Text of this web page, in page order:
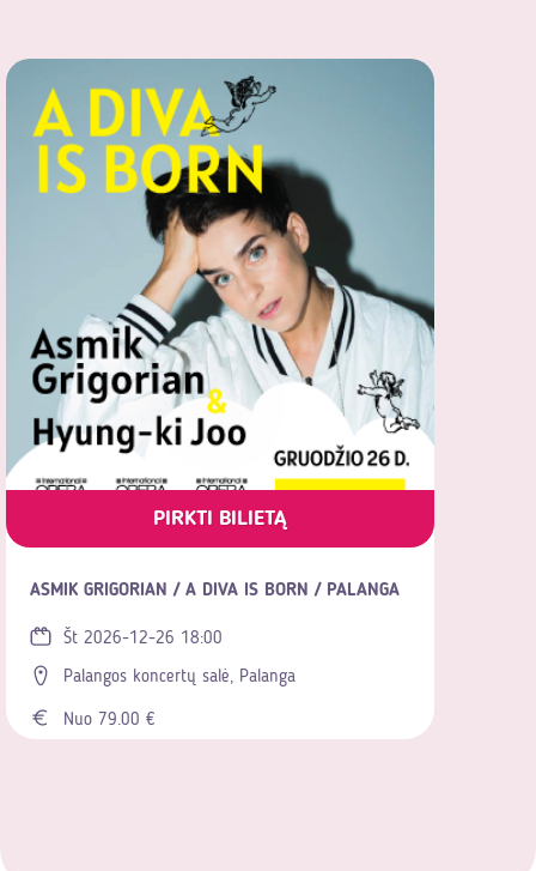
PIRKTI BILIETĄ
ASMIK GRIGORIAN / A DIVA IS BORN / PALANGA
Št 2026-12-26 18:00
Palangos koncertų salė, Palanga
Nuo 79.00 €